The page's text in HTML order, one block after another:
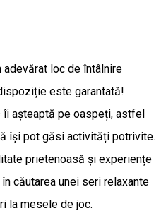
adevărat loc de întâlnire
este garantată!
așteaptă pe oaspeți, astfel
își pot găsi activități potrivite.
prietenoasă și experiențe
căutarea unei seri relaxante
la mesele de joc.